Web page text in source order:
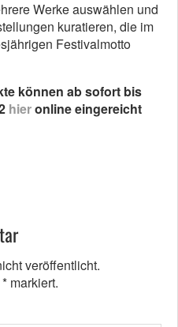
Werke auswählen und
kuratieren, die im
Festivalmotto
können ab sofort bis
hieronline eingereicht
veröffentlicht.
* markiert.